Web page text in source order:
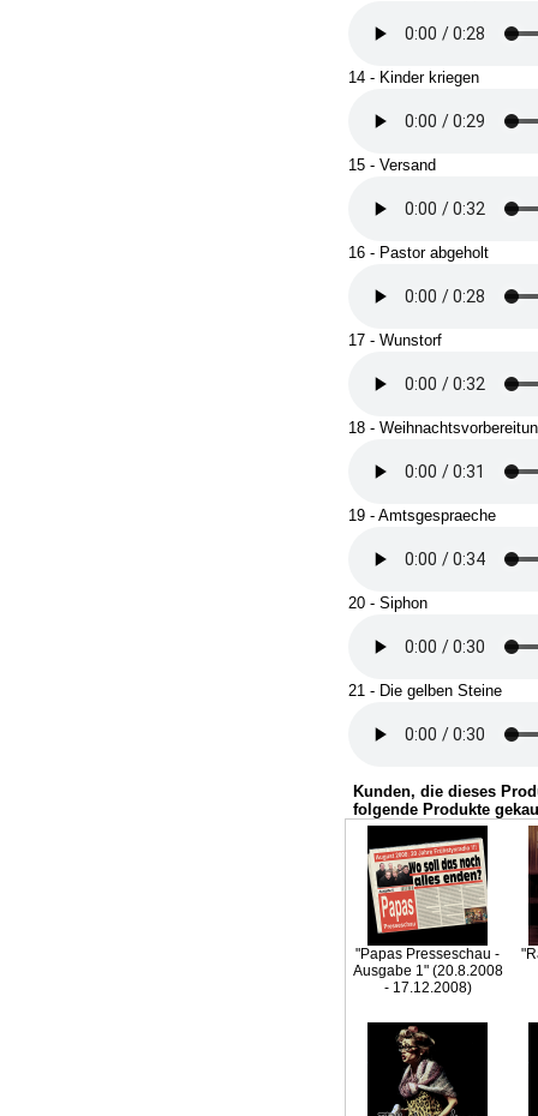
14 - Kinder kriegen
15 - Versand
16 - Pastor abgeholt
17 - Wunstorf
18 -
19 - Amtsgespraeche
20 - Siphon
21 - Die gelben Steine
Kunden, die dieses
folgende Produkte
"Papas Presseschau -
Ausgabe 1" (20.8.2008
- 17.12.2008)